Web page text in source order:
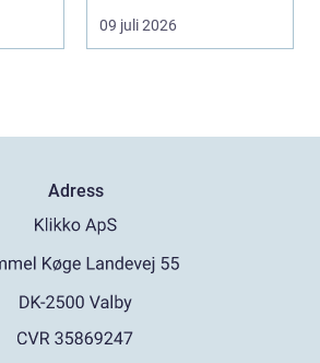
positionera tunga
objekt, so...
09 juli 2026
Adress